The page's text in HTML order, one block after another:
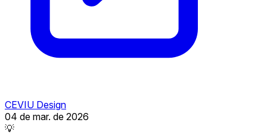
CEVIU Design
04 de mar. de 2026
💡